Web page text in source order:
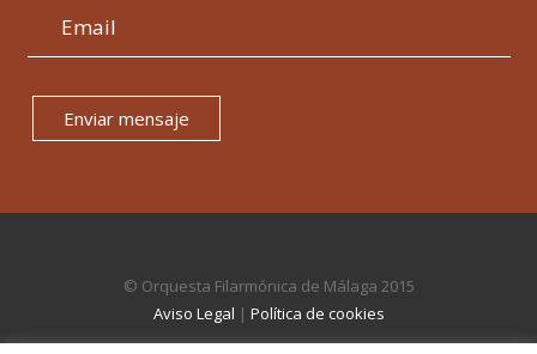
Enviar mensaje
© Orquesta Filarmónica de Málaga 2015
Aviso Legal | Política de cookies